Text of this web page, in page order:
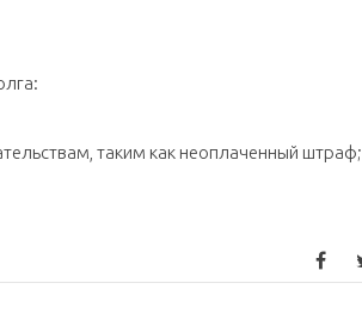
таким как неоплаченный штраф;